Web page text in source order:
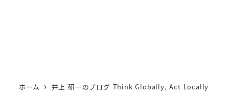
ホーム
井上 研一のブログ Think Globally, Act Locally